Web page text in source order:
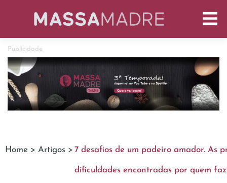
Publicidade
Home > Artigos > 7 desafios de um padeiro amador. As
dificuldades encontradas por quem